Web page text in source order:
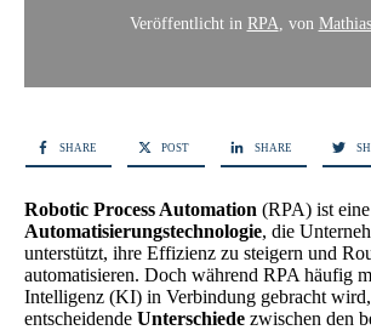
Veröffentlicht in RPA , von
SHARE POST SHARE
Robotic Process Automation (RPA) ist
Automatisierungstechnologie, die
unterstützt, ihre Effizienz zu steigern und
automatisieren. Doch während RPA häufig
Intelligenz (KI) in Verbindung gebracht
entscheidende Unterschiede zwischen den